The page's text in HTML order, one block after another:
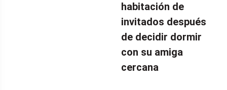
habitación de
invitados después
de decidir dormir
con su amiga
cercana